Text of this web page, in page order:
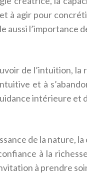
agir pour
l’importance
de l’intuition,
et à
intérieure et
de la nature,
à la
à prendre